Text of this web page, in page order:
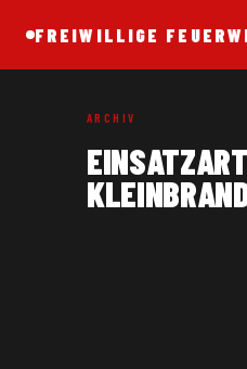
FREIWILLIGE
ARCHIV